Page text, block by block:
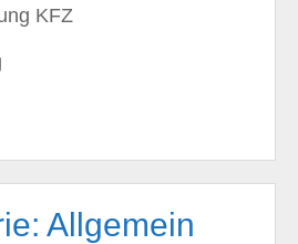
KFZ
Allgemein